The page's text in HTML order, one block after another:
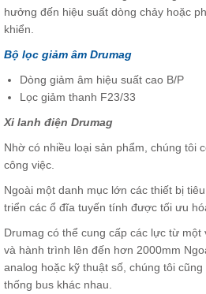
hưởng đến hiệu suất dòng chảy hoặc
khiển.
Bộ lọc giảm âm Drumag
Dòng giảm âm hiệu suất cao B/P
Lọc giảm thanh F23/33
Xi lanh điện Drumag
Nhờ có nhiều loại sản phẩm, chúng tôi
công việc.
Ngoài một danh mục lớn các thiết bị
triển các ổ đĩa tuyến tính được tối ưu
Drumag có thể cung cấp các lực từ một
và hành trình lên đến hơn 2000mm
analog hoặc kỹ thuật số, chúng tôi
thống bus khác nhau.